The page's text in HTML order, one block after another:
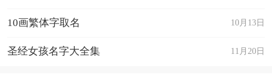
10月13日
10画繁体字取名
11月20日
圣经女孩名字大全集